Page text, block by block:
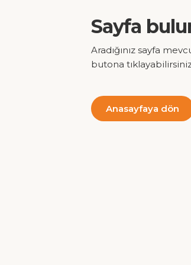
Sayfa
Aradığınız sayfa
butona
Anasayfaya dön